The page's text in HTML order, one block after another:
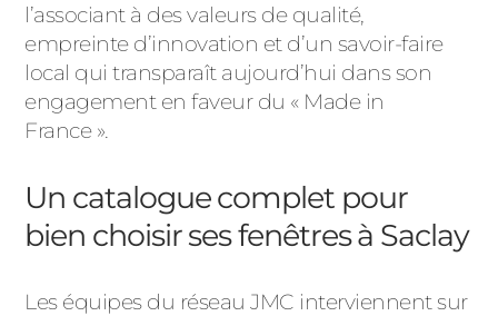
l’associant à des valeurs de qualité,
empreinte d’innovation et d’un savoir-faire
local qui transparaît aujourd’hui dans son
engagement en faveur du « Made in
France ».
Un catalogue complet pour
bien choisir ses fenêtres à Saclay
Les équipes du réseau JMC interviennent sur